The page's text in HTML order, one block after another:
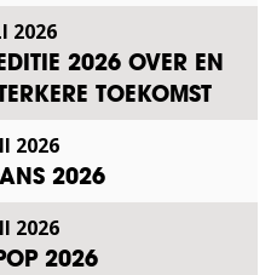
2026
2026 OVER EN
TOEKOMST
2026
2026
2026
2026